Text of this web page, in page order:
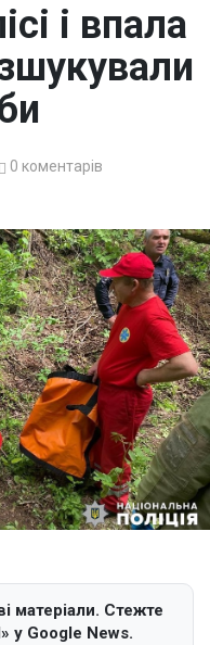
і впала
0 коментарів
матеріали. Стежте
у Google News.